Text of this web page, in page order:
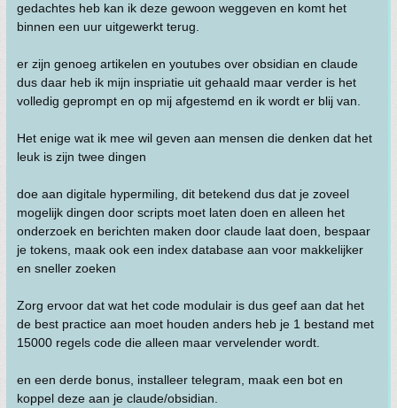
gedachtes heb kan ik deze gewoon weggeven en komt het
binnen een uur uitgewerkt terug.
er zijn genoeg artikelen en youtubes over obsidian en claude
dus daar heb ik mijn inspriatie uit gehaald maar verder is het
volledig geprompt en op mij afgestemd en ik wordt er blij van.
Het enige wat ik mee wil geven aan mensen die denken dat het
leuk is zijn twee dingen
doe aan digitale hypermiling, dit betekend dus dat je zoveel
mogelijk dingen door scripts moet laten doen en alleen het
onderzoek en berichten maken door claude laat doen, bespaar
je tokens, maak ook een index database aan voor makkelijker
en sneller zoeken
Zorg ervoor dat wat het code modulair is dus geef aan dat het
de best practice aan moet houden anders heb je 1 bestand met
15000 regels code die alleen maar vervelender wordt.
en een derde bonus, installeer telegram, maak een bot en
koppel deze aan je claude/obsidian.